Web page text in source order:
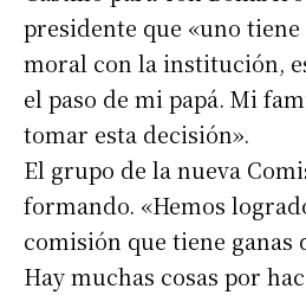
presidente que «uno
moral con la institución,
el paso de mi papá. Mi
tomar esta decisión».
El grupo de la nueva
formando. «Hemos
comisión que tiene ganas
Hay muchas cosas por